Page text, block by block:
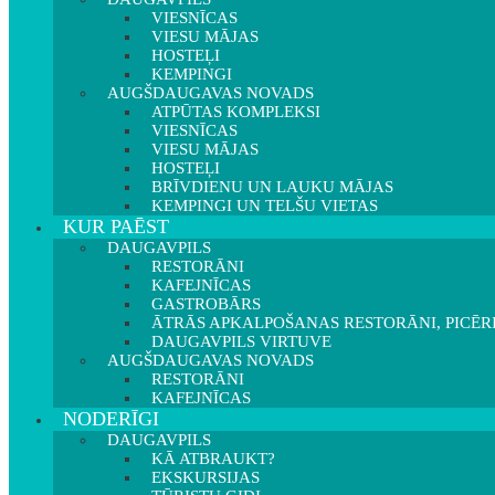
VIESNĪCAS
VIESU MĀJAS
HOSTEĻI
KEMPINGI
AUGŠDAUGAVAS NOVADS
ATPŪTAS KOMPLEKSI
VIESNĪCAS
VIESU MĀJAS
HOSTEĻI
BRĪVDIENU UN LAUKU MĀJAS
KEMPINGI UN TELŠU VIETAS
KUR PAĒST
DAUGAVPILS
RESTORĀNI
KAFEJNĪCAS
GASTROBĀRS
ĀTRĀS APKALPOŠANAS RESTORĀNI,
DAUGAVPILS VIRTUVE
AUGŠDAUGAVAS NOVADS
RESTORĀNI
KAFEJNĪCAS
NODERĪGI
DAUGAVPILS
KĀ ATBRAUKT?
EKSKURSIJAS